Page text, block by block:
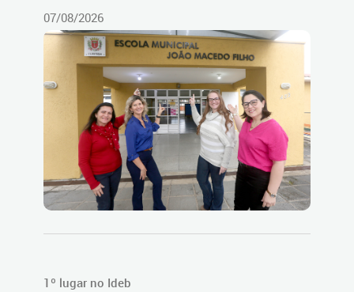
07/08/2026
1º lugar no Ideb